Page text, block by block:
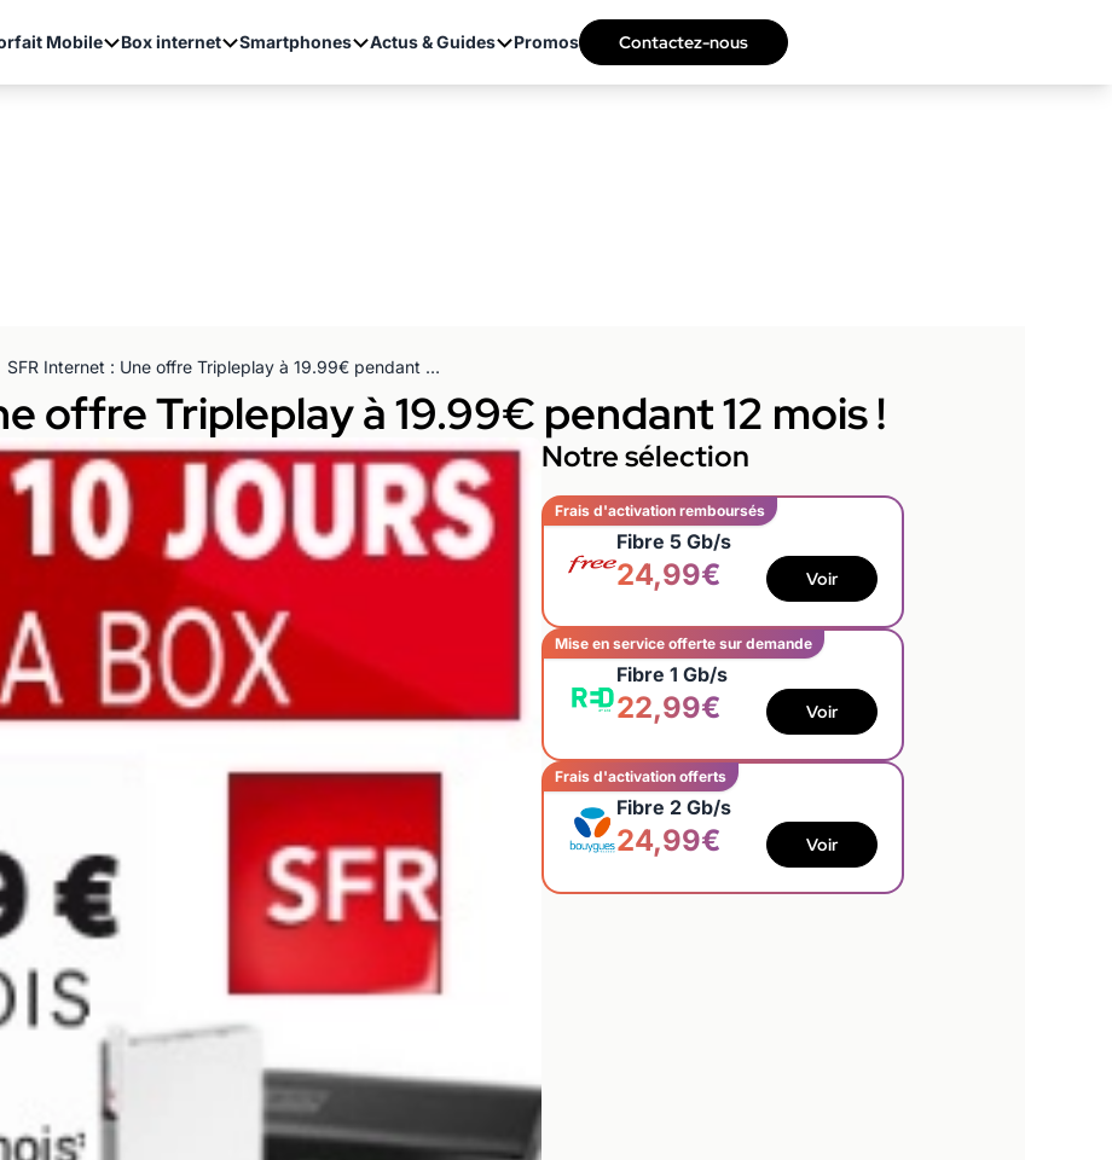
Mobile Box internet Smartphones Actus & Guides Promos Contactez-nous
SFR Internet : Une offre Tripleplay à 19.99€ pendant 12 mois !
offre Tripleplay à 19.99€ pendant 12 mois !
Notre sélection
Frais d'activation remboursés
Fibre 5 Gb/s
24,99€ Voir
Mise en service offerte sur demande
Fibre 1 Gb/s
22,99€ Voir
Frais d'activation offerts
Fibre 2 Gb/s
24,99€ Voir